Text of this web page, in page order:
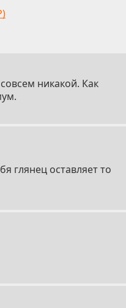
никакой. Как
глянец оставляет то